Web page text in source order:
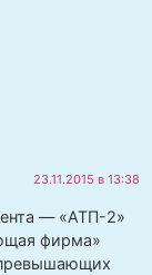
23.11.2015 в 13:38
— «АТП-2»
фирма»